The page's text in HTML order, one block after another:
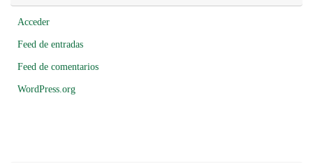
Acceder
Feed de entradas
Feed de comentarios
WordPress.org